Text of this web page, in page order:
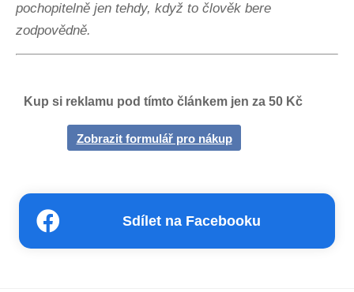
pochopitelně jen tehdy, když to člověk bere
zodpovědně.
Kup si reklamu pod tímto článkem jen za 50 Kč
Zobrazit formulář pro nákup
Sdílet na Facebooku